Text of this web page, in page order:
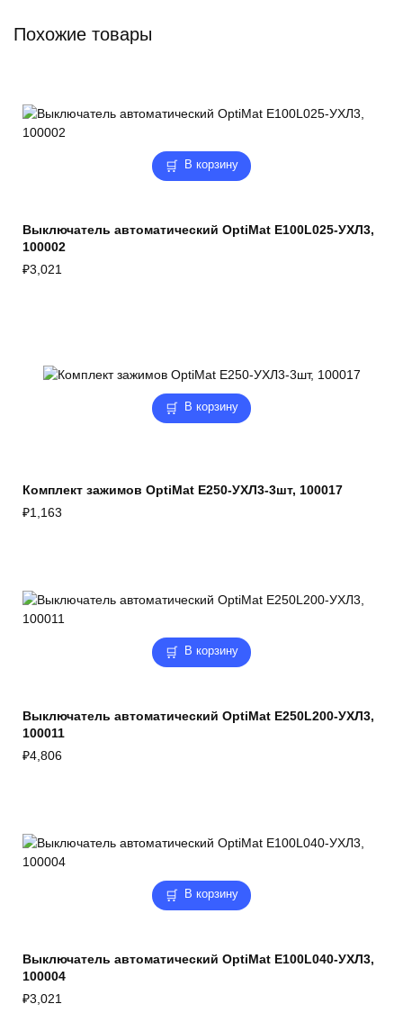
Похожие товары
В корзину
Выключатель автоматический OptiMat E100L025-УХЛ3,
100002
₽3,021
В корзину
Комплект зажимов OptiMat E250-УХЛ3-3шт, 100017
₽1,163
В корзину
Выключатель автоматический OptiMat E250L200-УХЛ3,
100011
₽4,806
В корзину
Выключатель автоматический OptiMat E100L040-УХЛ3,
100004
₽3,021